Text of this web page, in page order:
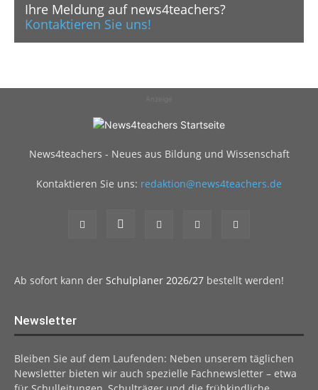
Ihre Meldung auf news4teachers?
Kontaktieren Sie uns!
News4teachers - Neues aus Bildung und Wissenschaft
Kontaktieren Sie uns: redaktion@news4teachers.de
Ab sofort kann der Schulplaner 2026/27 bestellt werden!
Newsletter
Bleiben Sie auf dem Laufenden: Neben unserem täglichen
Newsletter bieten wir auch spezielle Fachnewsletter – etwa